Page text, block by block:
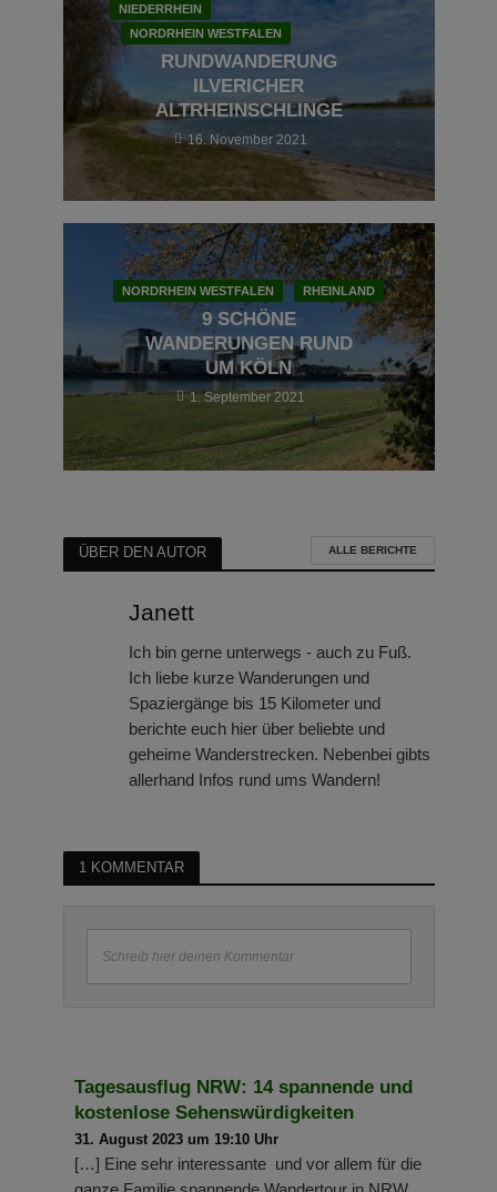
NIEDERRHEIN
NORDRHEIN WESTFALEN
RUNDWANDERUNG
ILVERICHER
ALTRHEINSCHLINGE
16. November 2021
NORDRHEIN WESTFALEN RHEINLAND
9 SCHÖNE
WANDERUNGEN RUND
UM KÖLN
1. September 2021
ÜBER DEN AUTOR ALLE BERICHTE
Janett
Ich bin gerne unterwegs - auch zu Fuß.
Ich liebe kurze Wanderungen und
Spaziergänge bis 15 Kilometer und
berichte euch hier über beliebte und
geheime Wanderstrecken. Nebenbei gibts
allerhand Infos rund ums Wandern!
1 KOMMENTAR
Schreib hier deinen Kommentar
Tagesausflug NRW: 14 spannende und
kostenlose Sehenswürdigkeiten
31. August 2023 um 19:10 Uhr
[…] Eine sehr interessante und vor allem für die